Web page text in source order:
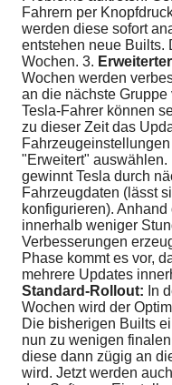
Fahrern per
werden diese sofort
entstehen neue Builts.
Wochen. 3.
Wochen werden
an die nächste
Tesla-Fahrer können
zu dieser Zeit das
"Erweitert"
gewinnt Tesla durch
Fahrzeugdaten (lässt
konfigurieren).
innerhalb weniger
Verbesserungen
Phase kommt es vor,
mehrere Updates
Standard-Rollout: In
Wochen wird der
Die bisherigen Builts
nun zu wenigen
diese dann zügig an
wird. Jetzt werden